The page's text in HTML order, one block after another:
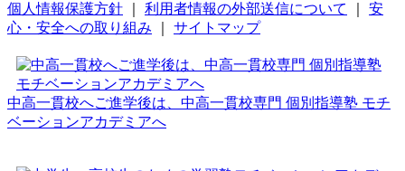
個人情報保護方針
利用者情報の外部送信について
安
心・安全への取り組み
サイトマップ
中高一貫校へご進学後は、中高一貫校専門 個別指導塾 モチ
ベーションアカデミアへ